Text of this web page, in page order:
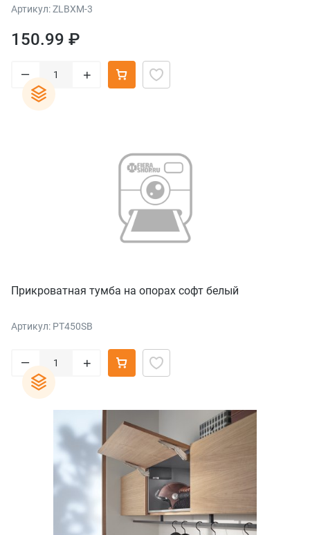
Артикул: ZLBXM-3
150.99 ₽
– +
Прикроватная тумба на опорах софт белый
Артикул: PT450SB
– +